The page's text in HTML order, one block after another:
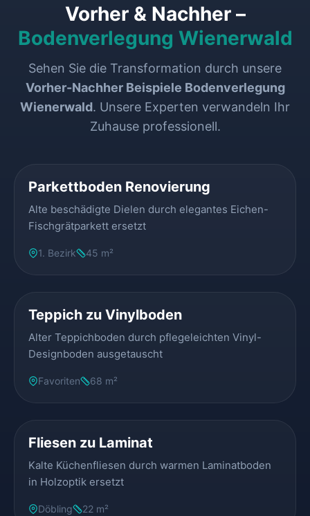
Vorher & Nachher –
Bodenverlegung Wienerwald
Sehen Sie die Transformation durch unsere
Vorher-Nachher Beispiele Bodenverlegung
Wienerwald. Unsere Experten verwandeln Ihr
Zuhause professionell.
Parkettboden Renovierung
Alte beschädigte Dielen durch elegantes Eichen-
Fischgrätparkett ersetzt
1. Bezirk 45 m²
Teppich zu Vinylboden
Alter Teppichboden durch pflegeleichten Vinyl-
Designboden ausgetauscht
Favoriten 68 m²
Fliesen zu Laminat
Kalte Küchenfliesen durch warmen Laminatboden
in Holzoptik ersetzt
Döbling 22 m²